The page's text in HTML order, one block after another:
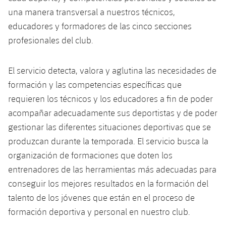
plusicon
más
Spotify Camp Nou
Palau Blaugrana
Estadi Johan Cruyff
Barça Cafe
Ciutat Esportiva
plusicon
más
Servicios
plusicon
más
SUB12
SUB11 A
SUB11 B
SUB10 B
SUB9 A
SUB9 B
SUB13 B
SUB11 C
Entradas
Resultados
Clasificación
Jugadores
Fotos
Historia
Palmarés
Base
Barça Atlètic
Cadete A
Cadete B
Infantil A
Infantil B
Mini
Campus Verano
PLUSICON
MÁS
Actualidad
Calendario
Resultados
Clasificaciones
Jugadores
Barça Atlètic
plusicon
más
Actualidad
Calendario
Clasificaciones
Jugadores
Base
plusicon
más
Actualidad
Juvenil
Cadete B
PLUSICON
MÁS
Primer equipo
plusicon
más
Actualidad
Barça Atlètic
plusicon
más
una manera transversal a nuestros técnicos,
educadores y formadores de las cinco secciones
profesionales del club.
El servicio detecta, valora y aglutina las necesidades de
formación y las competencias específicas que
requieren los técnicos y los educadores a fin de poder
acompañar adecuadamente sus deportistas y de poder
gestionar las diferentes situaciones deportivas que se
produzcan durante la temporada. El servicio busca la
organización de formaciones que doten los
entrenadores de las herramientas más adecuadas para
conseguir los mejores resultados en la formación del
talento de los jóvenes que están en el proceso de
formación deportiva y personal en nuestro club.